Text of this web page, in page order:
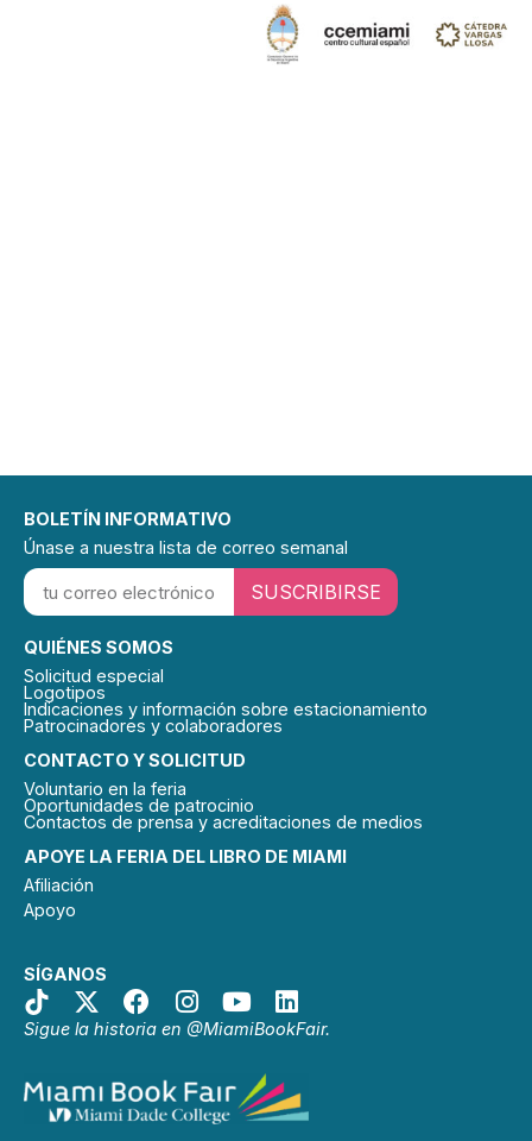
APOYE LA FERIA DEL LIBRO DE MIAMI
Afiliación
Apoyo
SÍGANOS
Sigue la historia en @MiamiBookFair.
CONTACTO Y SOLICITUD
Voluntario en la feria
Oportunidades de patrocinio
Contactos de prensa y acreditaciones de medios
QUIÉNES SOMOS
Solicitud especial
Logotipos
Indicaciones y información sobre estacionamiento
Patrocinadores y colaboradores
BOLETÍN INFORMATIVO
Únase a nuestra lista de correo semanal
SUSCRIBIRSE